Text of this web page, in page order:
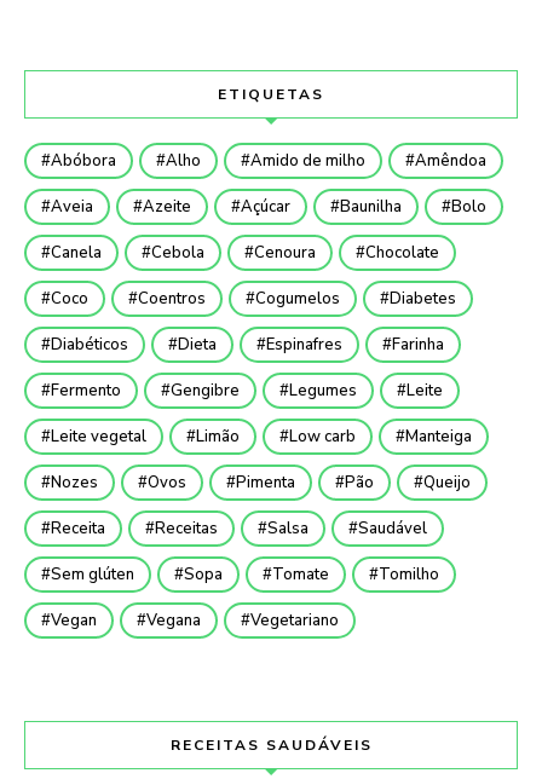
ETIQUETAS
Abóbora Alho Amido de milho Amêndoa
Aveia Azeite Açúcar Baunilha Bolo
Canela Cebola Cenoura Chocolate
Coco Coentros Cogumelos Diabetes
Diabéticos Dieta Espinafres Farinha
Fermento Gengibre Legumes Leite
Leite vegetal Limão Low carb Manteiga
Nozes Ovos Pimenta Pão Queijo
Receita Receitas Salsa Saudável
Sem glúten Sopa Tomate Tomilho
Vegan Vegana Vegetariano
RECEITAS SAUDÁVEIS